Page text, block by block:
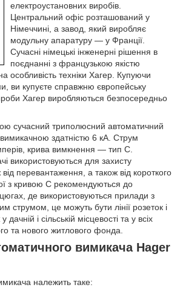
електроустановних виробів.
Центральний офіс розташований у
Німеччині, а завод, який виробляє
модульну апаратуру — у Франції.
Сучасні німецькі інженерні рішення в
поєднанні з французькою якістю
особливість техніки Хагер. Купуючи
ви купуєте справжню європейську
Хагер виробляються безпосередньо
сучасний триполюсний автоматичний
вимикачною здатністю 6 кА. Струм
крива вимкнення — тип C.
використовуються для захисту
перевантаження, а також від короткого
з кривою C рекомендуються до
де використовуються прилади з
струмом, це можуть бути лінії розеток і
і сільській місцевості та у всіх
та нового житлового фонда.
вимикача Hager
належить таке: